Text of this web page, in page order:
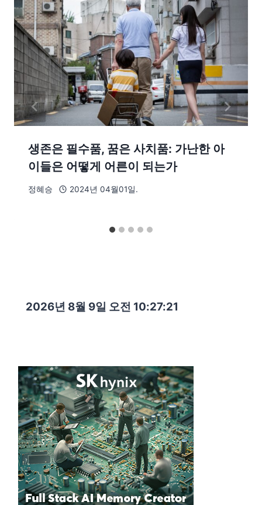
생존은 필수품, 꿈은 사치품: 가난한 아
이들은 어떻게 어른이 되는가
정혜승 2024년 04월01일.
2026년 8월 9일 오전 10:27:22